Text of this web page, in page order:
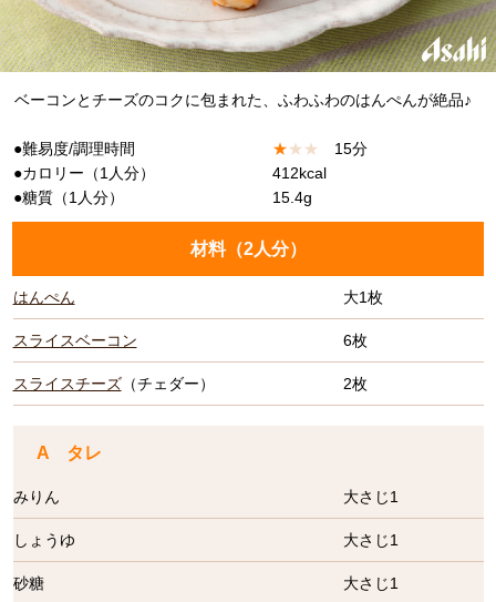
ベーコンとチーズのコクに包まれた、ふわふわのはんぺんが絶品♪
●難易度/調理時間 ★★ ★
15分
●カロリー（1人分）
412kcal
●糖質（1人分）
15.4g
材料（2人分）
はんぺん 大1枚
スライスベーコン 6枚
スライスチーズ（チェダー） 2枚
A タレ
みりん 大さじ1
しょうゆ 大さじ1
砂糖 大さじ1